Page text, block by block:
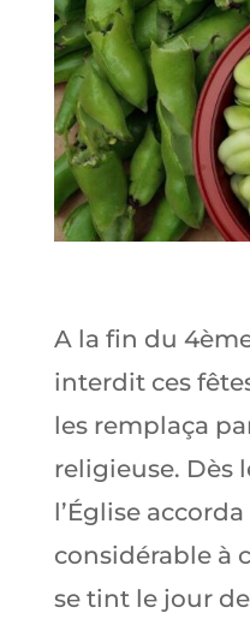
A la fin du
interdit ces
les remplaça
religieuse. Dès
l’Église
considérable à
se tint le jour